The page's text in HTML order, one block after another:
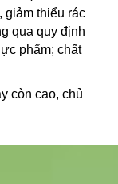
giảm thiểu rác
qua quy định
phẩm; chất
còn cao, chủ